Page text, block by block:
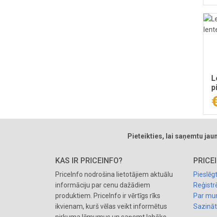
Pieteikties, lai saņemtu
KAS IR PRICEINFO?
PriceInfo nodrošina lietotājiem aktuālu
informāciju par cenu dažādiem
produktiem. PriceInfo ir vērtīgs rīks
ikvienam, kurš vēlas veikt informētus
Par